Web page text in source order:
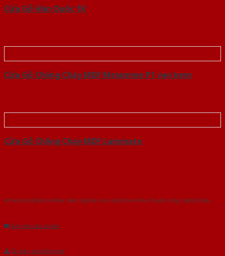
Cửa Gỗ Hàn Quốc 1K
Cửa Gỗ Chống Cháy MDF Melamine P1 van kem
Cửa Gỗ Chống Cháy MDF Laminate
Với kinh nghiệm nhiêu năm nghiên cứu cửa theo tiêu chuẩn công nghệ Châu
Âu.Chúng tôi tự tin là nhà sản xuất & cung cấp hàng đầu tại Việt Nam!
Gửi yêu cầu tư vấn
Tải báo giá tổng hợp